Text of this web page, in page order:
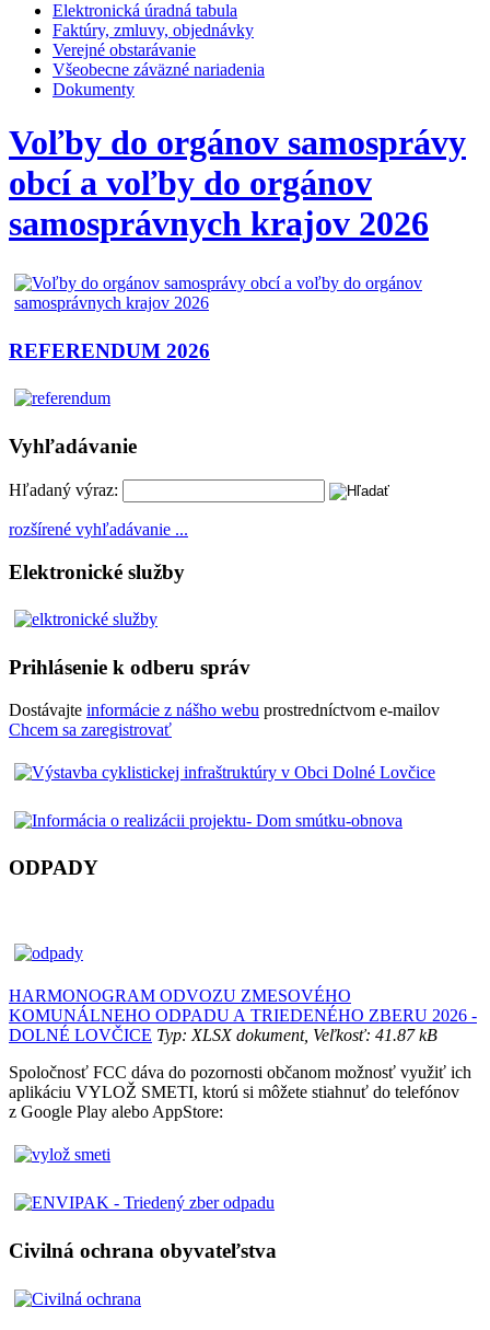
Elektronická úradná tabula
Faktúry, zmluvy, objednávky
Verejné obstarávanie
Všeobecne záväzné nariadenia
Dokumenty
Voľby do orgánov samosprávy
obcí a voľby do orgánov
samosprávnych krajov 2026
REFERENDUM 2026
Vyhľadávanie
Hľadaný výraz:
rozšírené vyhľadávanie ...
Elektronické služby
Prihlásenie k odberu správ
Dostávajte informácie z nášho webu prostredníctvom e-mailov
Chcem sa zaregistrovať
ODPADY
HARMONOGRAM ODVOZU ZMESOVÉHO
KOMUNÁLNEHO ODPADU A TRIEDENÉHO ZBERU 2026 -
DOLNÉ LOVČICE Typ: XLSX dokument, Veľkosť: 41.87 kB
Spoločnosť FCC dáva do pozornosti občanom možnosť využiť ich
aplikáciu VYLOŽ SMETI, ktorú si môžete stiahnuť do telefónov
z Google Play alebo AppStore:
Civilná ochrana obyvateľstva